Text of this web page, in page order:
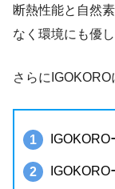
断熱性能と自然
なく環境にも優
さらに